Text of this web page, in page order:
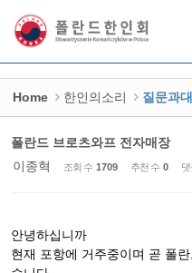
Home 한인의소리 질문과
폴란드 브로츠와프 전자매장
이종혁
조회 수 1709 추천 수 0
안녕하십니까
현재 포항에 거주중이며 곧 폴